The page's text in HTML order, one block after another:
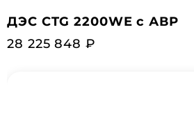
ДЭС CTG 2200WE с АВР
28 225 848 ₽